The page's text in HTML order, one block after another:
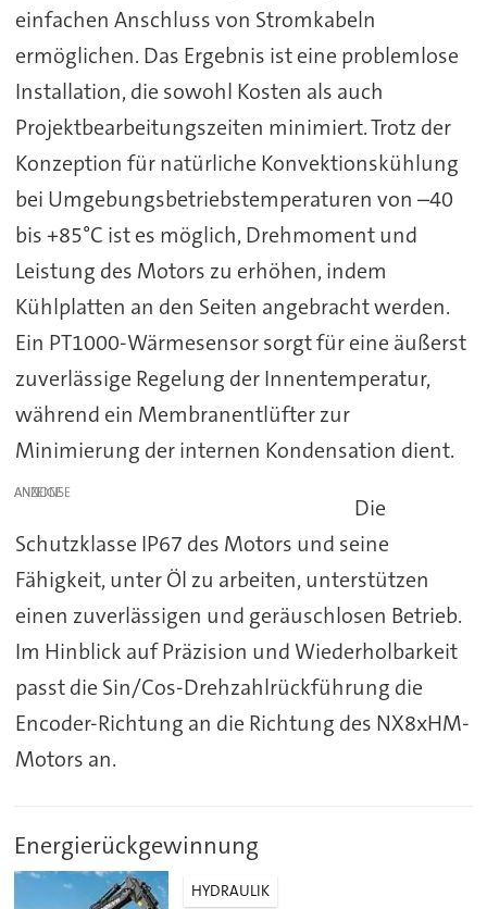
einfachen Anschluss von Stromkabeln
ermöglichen. Das Ergebnis ist eine problemlose
Installation, die sowohl Kosten als auch
Projektbearbeitungszeiten minimiert. Trotz der
Konzeption für natürliche Konvektionskühlung
bei Umgebungsbetriebstemperaturen von –40
bis +85°C ist es möglich, Drehmoment und
Leistung des Motors zu erhöhen, indem
Kühlplatten an den Seiten angebracht werden.
Ein PT1000-Wärmesensor sorgt für eine äußerst
zuverlässige Regelung der Innentemperatur,
während ein Membranentlüfter zur
Minimierung der internen Kondensation dient.
ANZEIGE
Die
Schutzklasse IP67 des Motors und seine
Fähigkeit, unter Öl zu arbeiten, unterstützen
einen zuverlässigen und geräuschlosen Betrieb.
Im Hinblick auf Präzision und Wiederholbarkeit
passt die Sin/Cos-Drehzahlrückführung die
Encoder-Richtung an die Richtung des NX8xHM-
Motors an.
Energierückgewinnung
HYDRAULIK